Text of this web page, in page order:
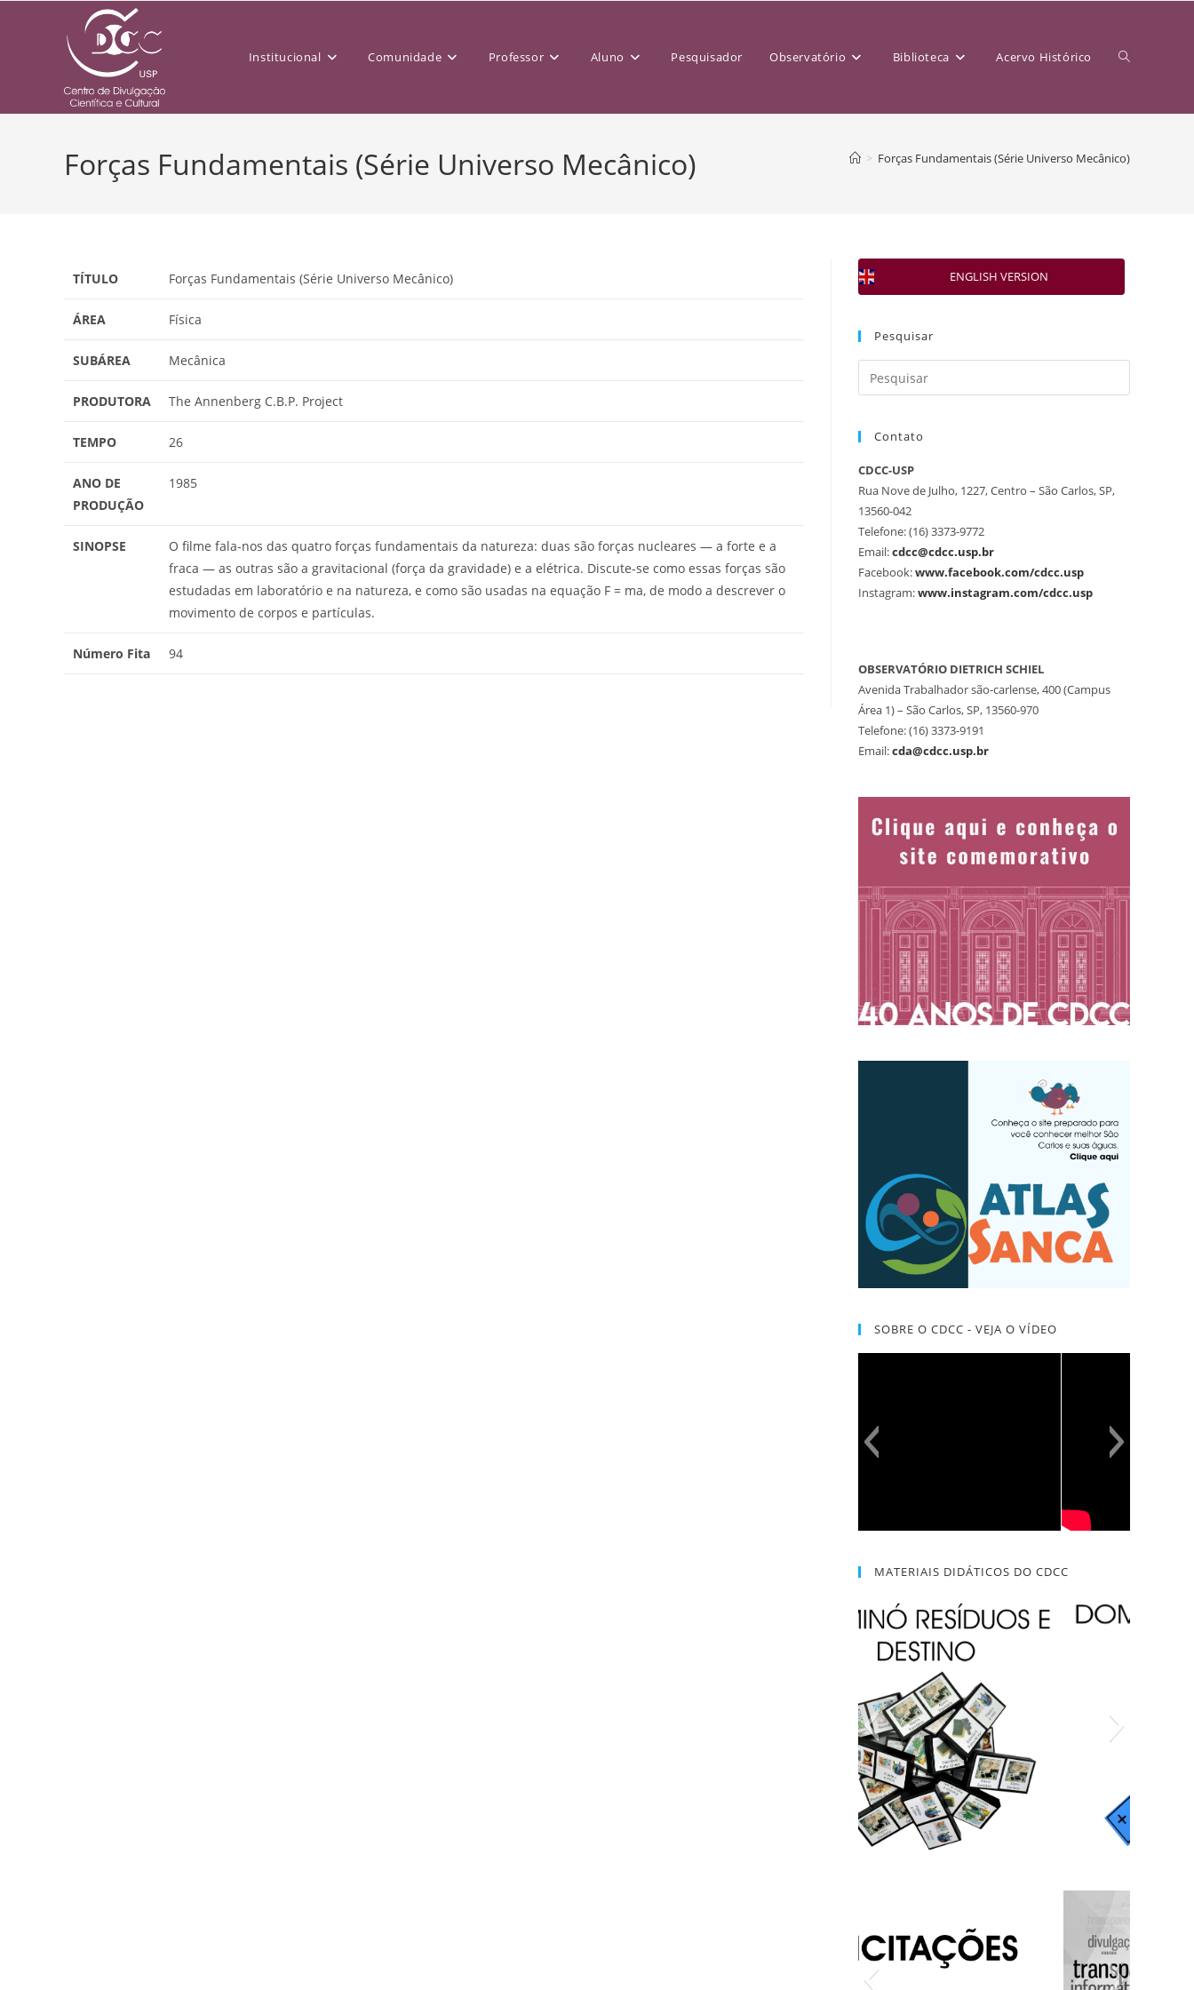
Institucional Comunidade Professor Aluno Pesquisador Observatório Biblioteca Acervo Histórico
Forças Fundamentais (Série Universo Mecânico) > Forças Fundamentais (Série Universo Mecânico)
TÍTULO Forças Fundamentais (Série Universo Mecânico)
ÁREA Física
SUBÁREA Mecânica
PRODUTORA The Annenberg C.B.P. Project
TEMPO 26
ANO DE
PRODUÇÃO
1985
SINOPSE
O filme fala-nos das quatro forças fundamentais da natureza: duas são forças nucleares — a forte e a
fraca — as outras são a gravitacional (força da gravidade) e a elétrica. Discute-se como essas forças são
estudadas em laboratório e na natureza, e como são usadas na equação F = ma, de modo a descrever o
movimento de corpos e partículas.
Número Fita 94
ENGLISH VERSION
Pesquisar
Contato
CDCC-USP
Rua Nove de Julho, 1227, Centro – São Carlos, SP,
13560-042
Telefone: (16) 3373-9772
Email:cdcc@cdcc.usp.br
Facebook:www.facebook.com/cdcc.usp
Instagram:www.instagram.com/cdcc.usp
OBSERVATÓRIO DIETRICH SCHIEL
Avenida Trabalhador são-carlense, 400 (Campus
Área 1) – São Carlos, SP, 13560-970
Telefone: (16) 3373-9191
Email:cda@cdcc.usp.br
SOBRE O CDCC - VEJA O VÍDEO
MATERIAIS DIDÁTICOS DO CDCC